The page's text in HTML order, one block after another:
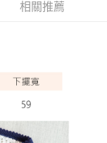
相關推薦